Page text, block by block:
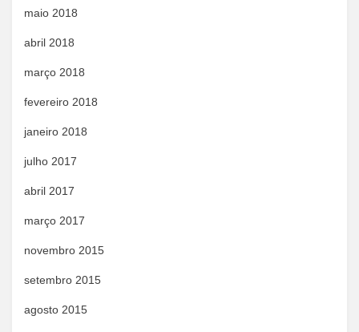
maio 2018
abril 2018
março 2018
fevereiro 2018
janeiro 2018
julho 2017
abril 2017
março 2017
novembro 2015
setembro 2015
agosto 2015